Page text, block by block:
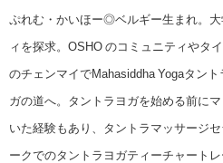
ぷれむ・かいほー◎ベルギー生まれ。
ィを探求。OSHO のコミュニティやタ
のチェンマイでMahasiddha Yogaタン
ガの道へ。タントラヨガを始める前に
いた経験もあり、タントラマッサージ
ークでのタントラヨガティーチャート